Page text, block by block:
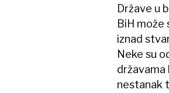
Države u
BiH može
iznad
Neke su
državama
nestanak